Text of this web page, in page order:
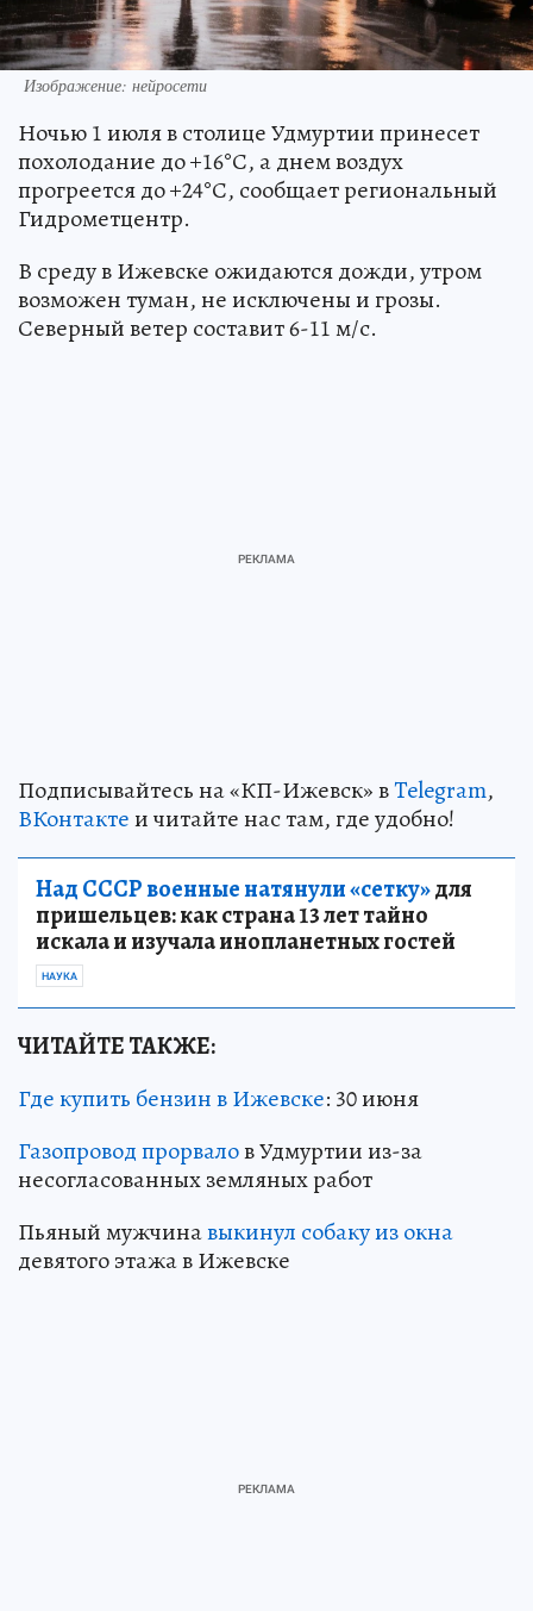
Изображение: нейросети
Ночью 1 июля в столице Удмуртии принесет
похолодание до +16°С, а днем воздух
прогреется до +24°С, сообщает региональный
Гидрометцентр.
В среду в Ижевске ожидаются дожди, утром
возможен туман, не исключены и грозы.
Северный ветер составит 6-11 м/с.
Подписывайтесь на «КП-Ижевск» вTelegram,
ВКонтактеи читайте нас там, где удобно!
Над СССР военные натянули «сетку»для
пришельцев: как страна 13 лет тайно
искала и изучала инопланетных гостей
НАУКА
ЧИТАЙТЕ ТАКЖЕ:
Где купить бензин в Ижевске: 30 июня
Газопровод прорвалов Удмуртии из-за
несогласованных земляных работ
Пьяный мужчинавыкинул собаку из окна
девятого этажа в Ижевске